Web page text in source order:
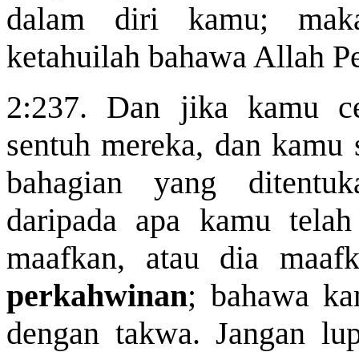
dalam diri kamu;
ketahuilah bahawa Allah
2:237. Dan jika kamu
sentuhmereka, dan kamu
bahagian yang
daripada apa kamu
maafkan, atau dia
perkahwinan; bahawa
dengan takwa. Jangan